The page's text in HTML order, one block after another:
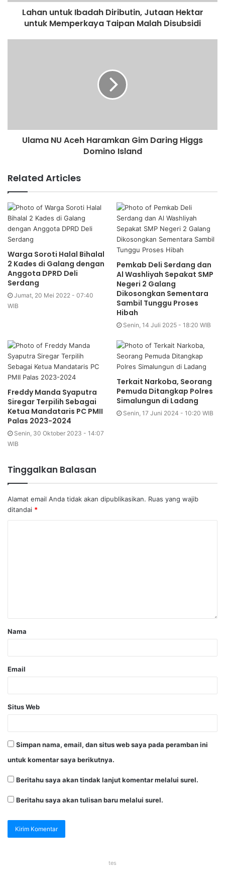
Lahan untuk Ibadah Diributin, Jutaan Hektar
untuk Memperkaya Taipan Malah Disubsidi
Ulama NU Aceh Haramkan Gim Daring Higgs
Domino Island
Related Articles
Warga Soroti Halal Bihalal
2 Kades di Galang dengan
Anggota DPRD Deli
Serdang
Jumat, 20 Mei 2022 - 07:40
WIB
Pemkab Deli Serdang dan
Al Washliyah Sepakat SMP
Negeri 2 Galang
Dikosongkan Sementara
Sambil Tunggu Proses
Hibah
Senin, 14 Juli 2025 - 18:20 WIB
Freddy Manda Syaputra
Siregar Terpilih Sebagai
Ketua Mandataris PC PMII
Palas 2023-2024
Senin, 30 Oktober 2023 - 14:07
WIB
Terkait Narkoba, Seorang
Pemuda Ditangkap Polres
Simalungun di Ladang
Senin, 17 Juni 2024 - 10:20 WIB
Tinggalkan Balasan
Alamat email Anda tidak akan dipublikasikan. Ruas yang wajib
ditandai *
Nama
Email
Situs Web
Simpan nama, email, dan situs web saya pada peramban ini
untuk komentar saya berikutnya.
Beritahu saya akan tindak lanjut komentar melalui surel.
Beritahu saya akan tulisan baru melalui surel.
tes